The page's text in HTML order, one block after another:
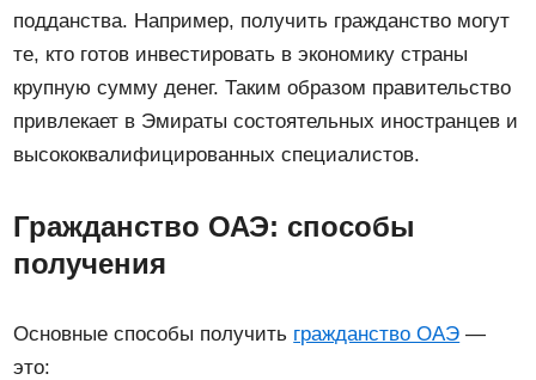
подданства. Например, получить гражданство могут
те, кто готов инвестировать в экономику страны
крупную сумму денег. Таким образом правительство
привлекает в Эмираты состоятельных иностранцев и
высококвалифицированных специалистов.
Гражданство ОАЭ: способы
получения
Основные способы получить гражданство ОАЭ —
это: